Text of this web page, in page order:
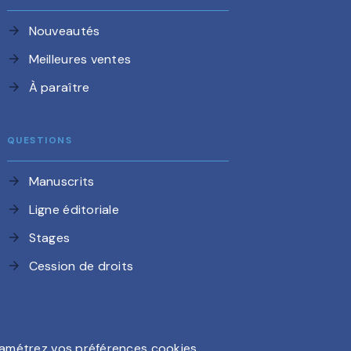
arrow_forward Nouveautés
arrow_forward Meilleures ventes
arrow_forward À paraître
QUESTIONS
arrow_forward Manuscrits
arrow_forward Ligne éditoriale
arrow_forward Stages
arrow_forward Cession de droits